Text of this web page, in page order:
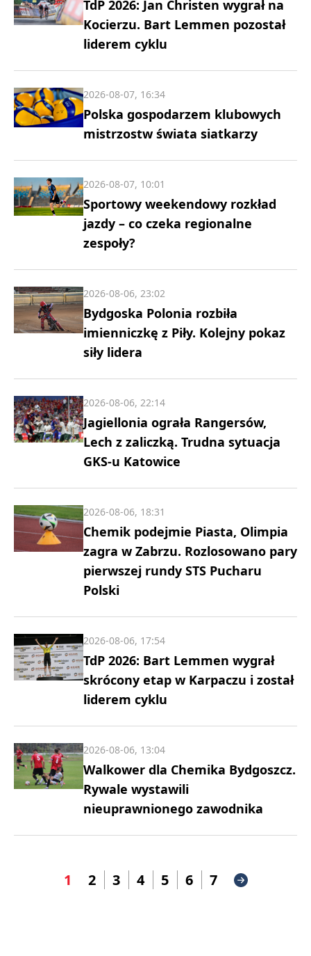
TdP 2026: Jan Christen wygrał na
Kocierzu. Bart Lemmen pozostał
liderem cyklu
Polska gospodarzem klubowych
mistrzostw świata siatkarzy
2026-08-07, 16:34
Sportowy weekendowy rozkład
jazdy – co czeka regionalne
zespoły?
2026-08-07, 10:01
Bydgoska Polonia rozbiła
imienniczkę z Piły. Kolejny pokaz
siły lidera
2026-08-06, 23:02
Jagiellonia ograła Rangersów,
Lech z zaliczką. Trudna sytuacja
GKS-u Katowice
2026-08-06, 22:14
Chemik podejmie Piasta, Olimpia
zagra w Zabrzu. Rozlosowano pary
pierwszej rundy STS Pucharu
Polski
2026-08-06, 18:31
TdP 2026: Bart Lemmen wygrał
skrócony etap w Karpaczu i został
liderem cyklu
2026-08-06, 17:54
Walkower dla Chemika Bydgoszcz.
Rywale wystawili
nieuprawnionego zawodnika
2026-08-06, 13:04
1 2 3 4 5 6 7